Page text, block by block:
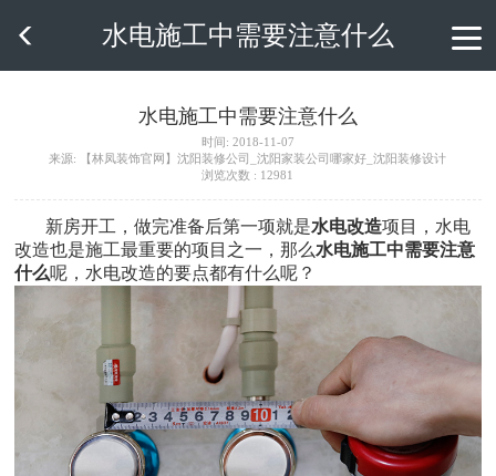
 水电施工中需要注意什么
水电施工中需要注意什么
时间: 2018-11-07
来源: 【林凤装饰官网】沈阳装修公司_沈阳家装公司哪家好_沈阳装修设计
浏览次数 : 12981
新房开工，做完准备后第一项就是水电改造项目，水电
改造也是施工最重要的项目之一，那么水电施工中需要注意
什么呢，水电改造的要点都有什么呢？